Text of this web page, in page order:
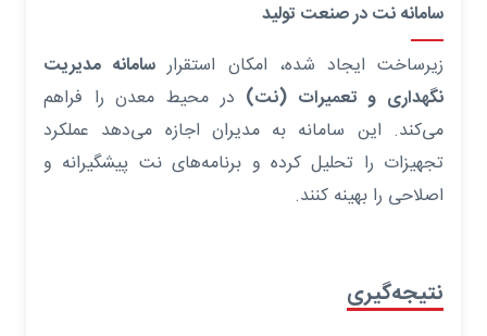
سامانه نت در صنعت تولید
زیرساخت ایجاد شده، امکان استقرار سامانه مدیریت
نگهداری و تعمیرات (نت) در محیط معدن را فراهم
می‌کند. این سامانه به مدیران اجازه می‌دهد عملکرد
تجهیزات را تحلیل کرده و برنامه‌های نت پیشگیرانه و
اصلاحی را بهینه کنند.
نتیجه‌گیری